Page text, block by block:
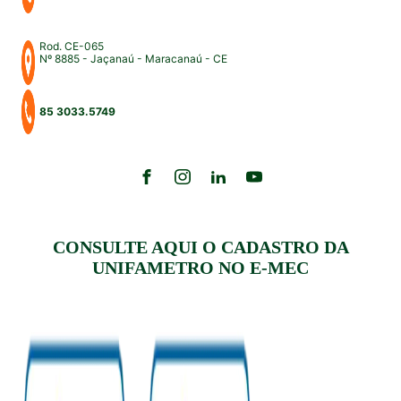
Rod. CE-065
Nº 8885 - Jaçanaú - Maracanaú - CE
85 3033.5749
CONSULTE AQUI O CADASTRO DA
UNIFAMETRO NO E-MEC